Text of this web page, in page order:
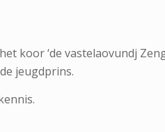
koor ‘de vastelaovundj
jeugdprins.